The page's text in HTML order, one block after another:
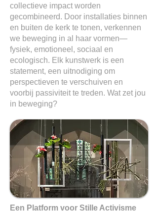
collectieve impact worden
gecombineerd. Door installaties binnen
en buiten de kerk te tonen, verkennen
we beweging in al haar vormen—
fysiek, emotioneel, sociaal en
ecologisch. Elk kunstwerk is een
statement, een uitnodiging om
perspectieven te verschuiven en
voorbij passiviteit te treden. Wat zet jou
in beweging?
Een Platform voor Stille Activisme